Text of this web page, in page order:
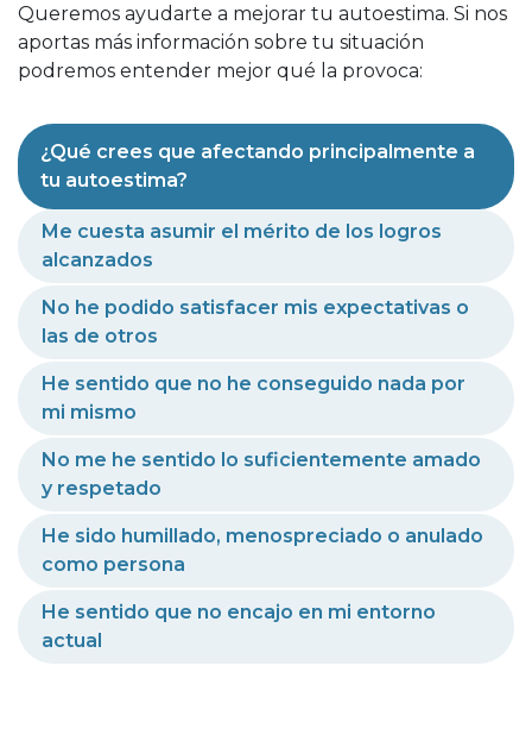
Queremos ayudarte a mejorar tu autoestima. Si nos
aportas más información sobre tu situación
podremos entender mejor qué la provoca:
¿Qué crees que afectando principalmente a
tu autoestima?
Me cuesta asumir el mérito de los logros
alcanzados
No he podido satisfacer mis expectativas o
las de otros
He sentido que no he conseguido nada por
mi mismo
No me he sentido lo suficientemente amado
y respetado
He sido humillado, menospreciado o anulado
como persona
He sentido que no encajo en mi entorno
actual